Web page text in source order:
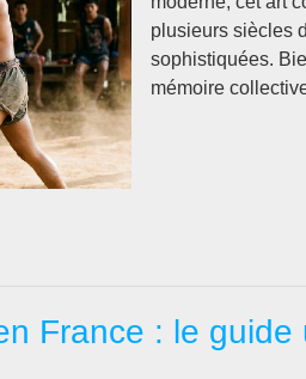
plusieurs siècles
sophistiquées.
mémoire
France : le